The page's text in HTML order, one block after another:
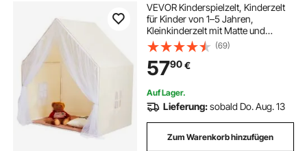
boot ferngesteuert für kinder
tisch für kinder
ferngesteuertes boot kinder kinder tisch
VEVOR Kinderspielzelt, Kinderzelt
für Kinder von 1–5 Jahren,
Kleinkinderzelt mit Matte und
Zeltlampe, Zelt für Kinder mit
Fenstern für drinnen und draußen,
Jurtenzelt Beige 1 Tür 2 Fenster
(69)
5790€
Auf Lager.
Lieferung:sobald Do. Aug. 13
Zum Warenkorb hinzufügen